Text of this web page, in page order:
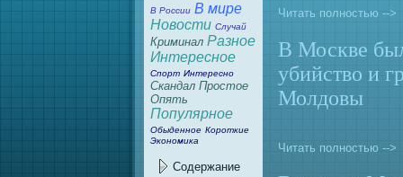
В России В мире
Новости Случай
Криминaл Разное
Интересное
Спорт Интересно
Скандал Простое
Опять
Популярное
Обыденное Короткие
Экономика
Содержание
Читать полностью -->
В Москве
убийство и
Молдовы
Читать полностью -->